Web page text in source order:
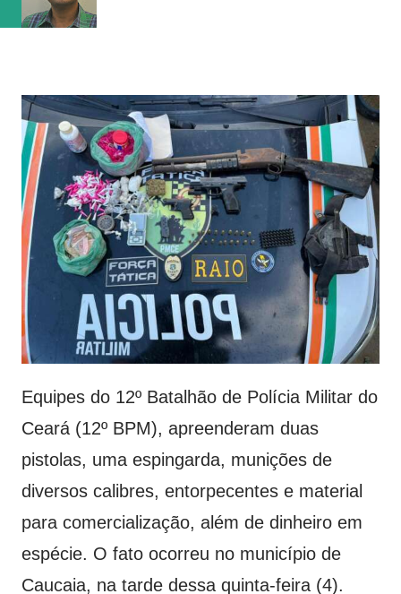
vaga na referência do ataque, com...
Equipes do 12º Batalhão de Polícia Militar do
Ceará (12º BPM), apreenderam duas
pistolas, uma espingarda, munições de
diversos calibres, entorpecentes e material
para comercialização, além de dinheiro em
espécie. O fato ocorreu no município de
Caucaia, na tarde dessa quinta-feira (4).